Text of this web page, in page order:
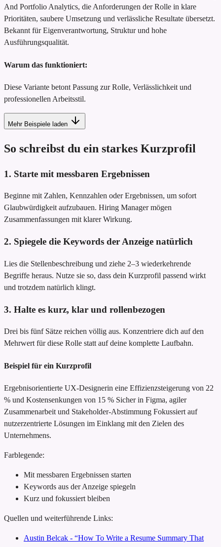
And Portfolio Analytics, die Anforderungen der Rolle in klare
Prioritäten, saubere Umsetzung und verlässliche Resultate übersetzt.
Bekannt für Eigenverantwortung, Struktur und hohe
Ausführungsqualität.
Warum das funktioniert:
Diese Variante betont Passung zur Rolle, Verlässlichkeit und
professionellen Arbeitsstil.
Mehr Beispiele laden
So schreibst du ein starkes Kurzprofil
1. Starte mit messbaren Ergebnissen
Beginne mit Zahlen, Kennzahlen oder Ergebnissen, um sofort
Glaubwürdigkeit aufzubauen. Hiring Manager mögen
Zusammenfassungen mit klarer Wirkung.
2. Spiegele die Keywords der Anzeige natürlich
Lies die Stellenbeschreibung und ziehe 2–3 wiederkehrende
Begriffe heraus. Nutze sie so, dass dein Kurzprofil passend wirkt
und trotzdem natürlich klingt.
3. Halte es kurz, klar und rollenbezogen
Drei bis fünf Sätze reichen völlig aus. Konzentriere dich auf den
Mehrwert für diese Rolle statt auf deine komplette Laufbahn.
Beispiel für ein Kurzprofil
Ergebnisorientierte UX-Designerin eine Effizienzsteigerung von 22
% und Kostensenkungen von 15 % Sicher in Figma, agiler
Zusammenarbeit und Stakeholder-Abstimmung Fokussiert auf
nutzerzentrierte Lösungen im Einklang mit den Zielen des
Unternehmens.
Farblegende:
Mit messbaren Ergebnissen starten
Keywords aus der Anzeige spiegeln
Kurz und fokussiert bleiben
Quellen und weiterführende Links:
Austin Belcak - “How To Write a Resume Summary That